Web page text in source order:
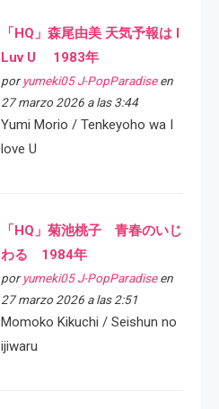
「HQ」森尾由美 天気予報は I
Luv U 1983年
por yumeki05 J-PopParadiseen
27 marzo 2026 a las 3:44
Yumi Morio / Tenkeyoho wa I
love U
「HQ」菊池桃子 青春のいじ
わる 1984年
por yumeki05 J-PopParadiseen
27 marzo 2026 a las 2:51
Momoko Kikuchi / Seishun no
ijiwaru